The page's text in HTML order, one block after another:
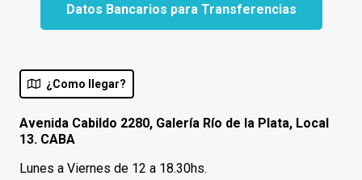
Datos Bancarios para Transferencias
¿Como llegar?
Avenida Cabildo 2280, Galería Río de la Plata, Local
13. CABA
Lunes a Viernes de 12 a 18.30hs.